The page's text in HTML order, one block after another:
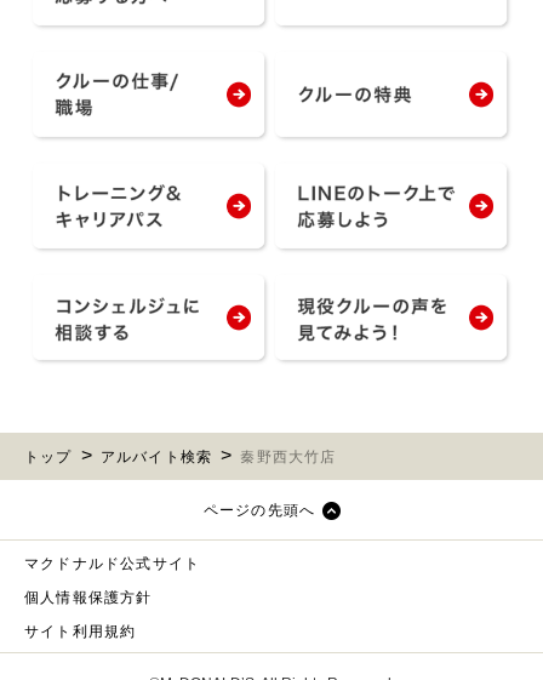
トップ アルバイト検索 秦野西大竹店
ページの先頭へ
マクドナルド公式サイト
個人情報保護方針
サイト利用規約